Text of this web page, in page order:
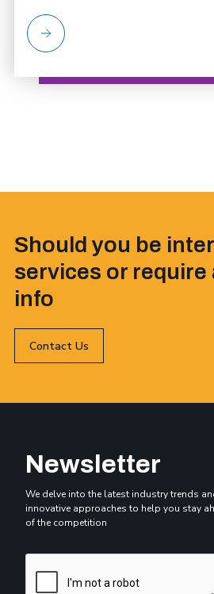
Should you be
services or require
info
Contact Us
Newsletter
We delve into the latest industry trends
innovative approaches to help you stay
of the competition